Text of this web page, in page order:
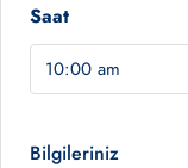
Saat
10:00 am
Bilgileriniz